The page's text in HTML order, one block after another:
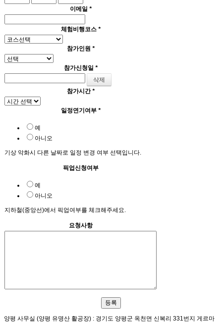
이메일 *
체험비행코스 *
참가인원 *
참가신청일 *
참가시간*
일정연기여부 *
예
아니오
기상 악화시 다른 날짜로 일정 변경 여부 선택입니다.
픽업신청여부
예
아니오
지하철(중앙선)에서 픽업여부를 체크해주세요.
요청사항
양평 사무실 (양평 유명산 활공장) : 경기도 양평군 옥천면 신복리 331번지 게르마